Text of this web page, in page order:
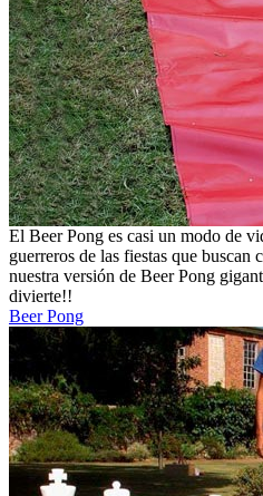
El Beer Pong es casi un modo de
guerreros de las fiestas que buscan
nuestra versión de Beer Pong
divierte!!
Beer Pong